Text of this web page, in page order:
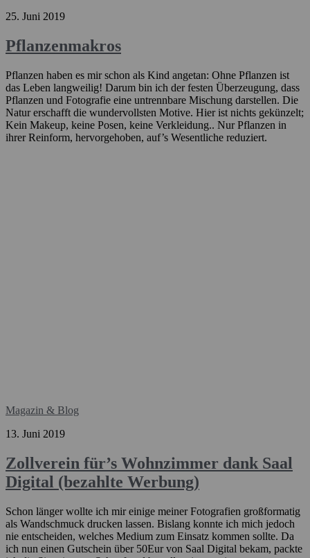
25. Juni 2019
Pflanzenmakros
Pflanzen haben es mir schon als Kind angetan: Ohne Pflanzen ist
das Leben langweilig! Darum bin ich der festen Überzeugung, dass
Pflanzen und Fotografie eine untrennbare Mischung darstellen. Die
Natur erschafft die wundervollsten Motive. Hier ist nichts gekünzelt;
Kein Makeup, keine Posen, keine Verkleidung.. Nur Pflanzen in
ihrer Reinform, hervorgehoben, auf’s Wesentliche reduziert.
Magazin & Blog
13. Juni 2019
Zollverein für’s Wohnzimmer dank Saal
Digital (bezahlte Werbung)
Schon länger wollte ich mir einige meiner Fotografien großformatig
als Wandschmuck drucken lassen. Bislang konnte ich mich jedoch
nie entscheiden, welches Medium zum Einsatz kommen sollte. Da
ich nun einen Gutschein über 50Eur von Saal Digital bekam, packte